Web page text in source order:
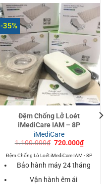
-35%
Đệm Chống Lở Loét
iMediCare IAM – 8P
iMediCare
1.100.000₫ Giá
là:
1.100.000₫.
720.000₫Giá
hiện
tại
Đệm Chống Lở Loét iMediCare IAM - 8P
Bảo hành máy 24 tháng
Vận hành êm ái